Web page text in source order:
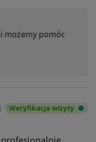
możemy pomóc
Weryfikacja wizyty